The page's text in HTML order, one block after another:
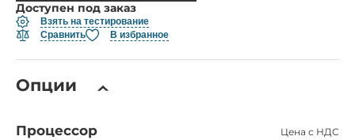
Доступен под заказ
Взять на тестирование
Сравнить
В избранное
Опции
Процессор Цена с НДС